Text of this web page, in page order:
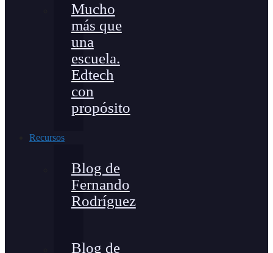
Mucho
más que
una
escuela.
Edtech
con
propósito
Recursos
Blog de
Fernando
Rodríguez
Blog de